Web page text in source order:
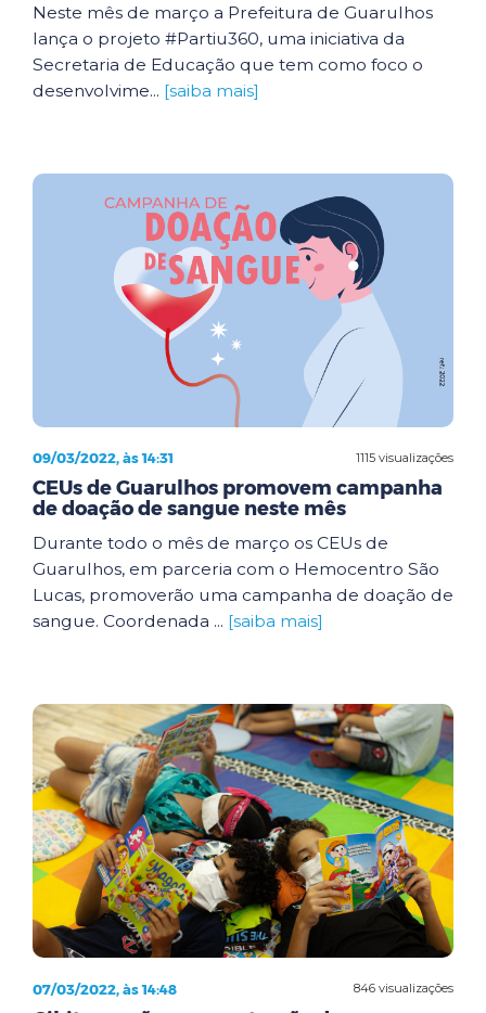
Neste mês de março a Prefeitura de Guarulhos
lança o projeto #Partiu360, uma iniciativa da
Secretaria de Educação que tem como foco o
desenvolvime... [saiba mais]
1115 visualizações
09/03/2022, às 14:31
CEUs de Guarulhos promovem campanha
de doação de sangue neste mês
Durante todo o mês de março os CEUs de
Guarulhos, em parceria com o Hemocentro São
Lucas, promoverão uma campanha de doação de
sangue. Coordenada ... [saiba mais]
846 visualizações
07/03/2022, às 14:48